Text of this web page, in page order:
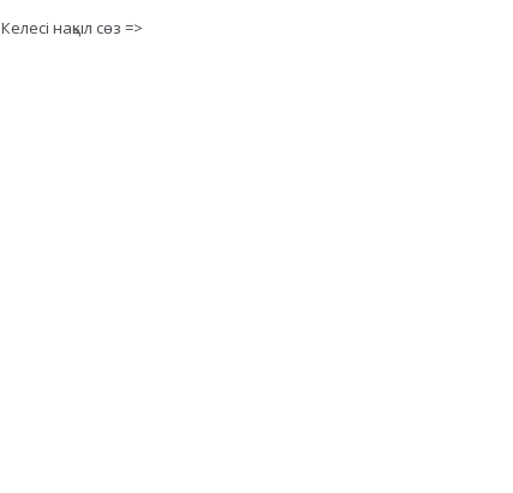
Келесі нақыл сөз =>